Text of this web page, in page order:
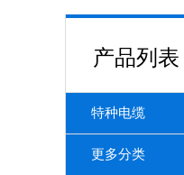
产品列表
特种电缆
更多分类